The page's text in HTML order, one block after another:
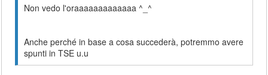
Non vedo l'oraaaaaaaaaaaaa ^_^
Anche perché in base a cosa succederà, potremmo avere
spunti in TSE u.u